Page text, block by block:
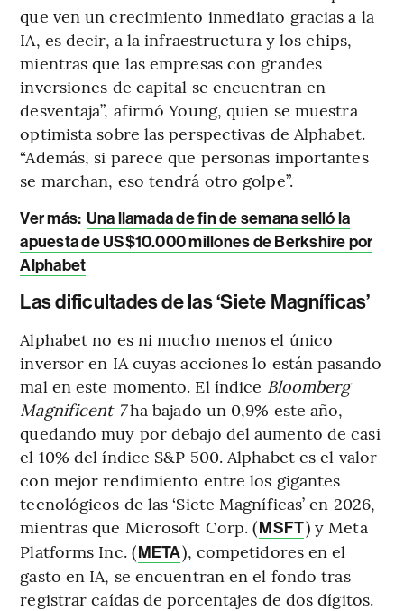
que ven un crecimiento inmediato gracias a la
IA, es decir, a la infraestructura y los chips,
mientras que las empresas con grandes
inversiones de capital se encuentran en
desventaja”, afirmó Young, quien se muestra
optimista sobre las perspectivas de Alphabet.
“Además, si parece que personas importantes
se marchan, eso tendrá otro golpe”.
Ver más: Una llamada de fin de semana selló la
apuesta de US$10.000 millones de Berkshire por
Alphabet
Las dificultades de las ‘Siete Magníficas’
Alphabet no es ni mucho menos el único
inversor en IA cuyas acciones lo están pasando
mal en este momento. El índice Bloomberg
Magnificent 7ha bajado un 0,9% este año,
quedando muy por debajo del aumento de casi
el 10% del índice S&P 500. Alphabet es el valor
con mejor rendimiento entre los gigantes
tecnológicos de las ‘Siete Magníficas’ en 2026,
mientras que Microsoft Corp. (MSFT) y Meta
Platforms Inc. (META), competidores en el
gasto en IA, se encuentran en el fondo tras
registrar caídas de porcentajes de dos dígitos.